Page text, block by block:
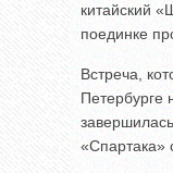
китайский
поединке
Встреча,
Петербурге
«Спартака»